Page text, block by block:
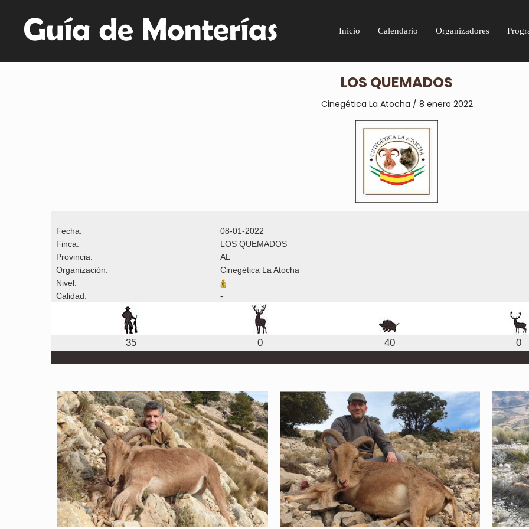
Inicio Calendario Organizadores
LOS QUEMADOS
Cinegética La Atocha / 8 enero 2022
Fecha:
08-01-2022
Finca:
LOS QUEMADOS
Provincia:
AL
Organización:
Cinegética La Atocha
Nivel:
Calidad:
-
35 0 40 0